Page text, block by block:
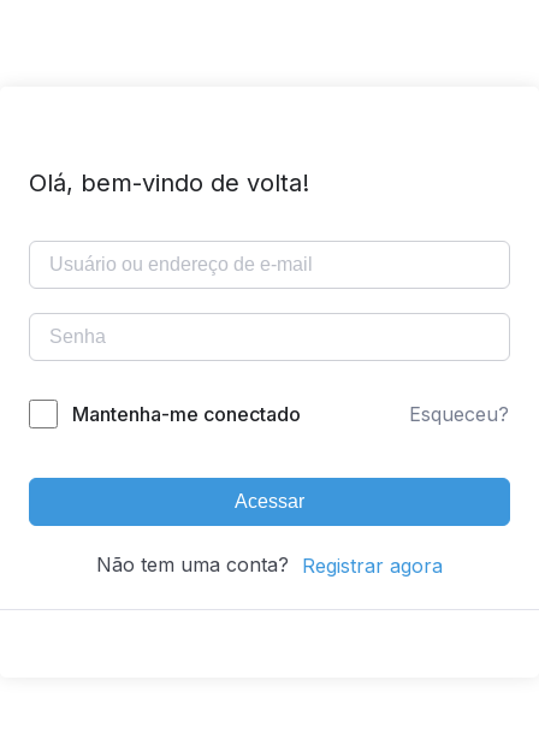
Olá, bem-vindo de volta!
Mantenha-me conectado Esqueceu?
Acessar
Não tem uma conta? Registrar agora